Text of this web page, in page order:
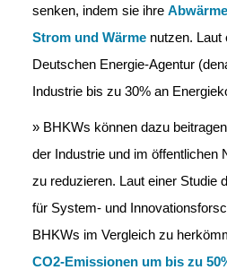
senken, indem sie ihre
Strom und Wärmenutzen. Laut
Deutschen Energie-Agentur
Industrie bis zu 30% an
» BHKWs können dazu
der Industrie und im öffentlichen
zu reduzieren. Laut einer Studie
für System- und
BHKWs im Vergleich zu
CO2-Emissionen um bis zu